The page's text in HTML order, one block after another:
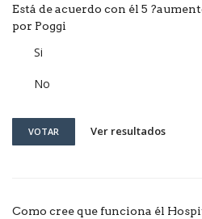
Está de acuerdo con él 5
por Poggi
Si
No
VOTAR Ver resultados
Como cree que funciona él